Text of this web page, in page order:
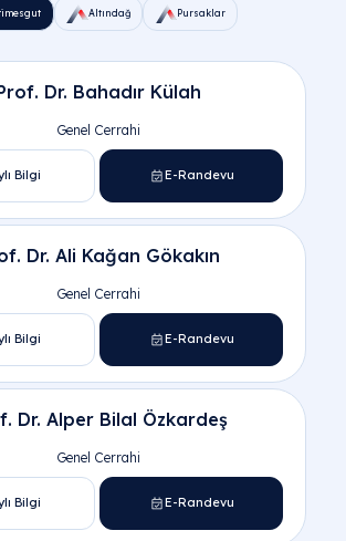
Altındağ
Genel Cerrahi Doktorları
Dr. Bahadır Külah
Genel Cerrahi
Bilgi E-Randevu
Dr. Ali Kağan Gökakın
Genel Cerrahi
Bilgi E-Randevu
Dr. Alper Bilal Özkardeş
Genel Cerrahi
Bilgi E-Randevu